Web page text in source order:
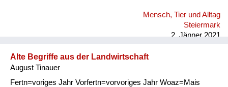
Mensch, Tier und Alltag
Steiermark
2. Jänner 2021
Alte Begriffe aus der Landwirtschaft
August Tinauer
Fertn=voriges Jahr Vorfertn=vorvoriges Jahr Woaz=Mais